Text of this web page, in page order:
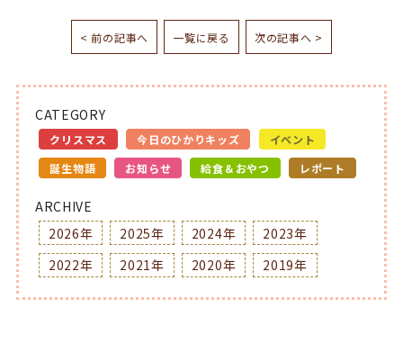
< 前の記事へ 一覧に戻る 次の記事へ >
CATEGORY
クリスマス 今日のひかりキッズ
イベント
誕生物語
お知らせ 給食＆おやつ レポート
ARCHIVE
2026年
2025年 2024年
2023年
2022年
2021年 2020年 2019年